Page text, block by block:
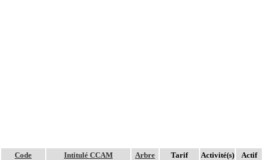
Code Intitulé CCAM Arbre Tarif Activité(s) Actif